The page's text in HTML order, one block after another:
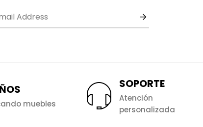
muebles
SOPORTE
Atención
personalizada